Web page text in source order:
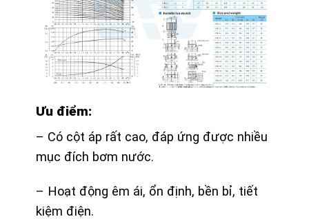
Ưu điểm:
– Có cột áp rất cao, đáp ứng được nhiều
mục đích bơm nước.
– Hoạt động êm ái, ổn định, bền bỉ, tiết
kiệm điện.